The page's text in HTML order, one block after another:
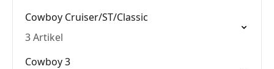
Cowboy Cruiser/ST/Classic
3 Artikel
Cowboy 3